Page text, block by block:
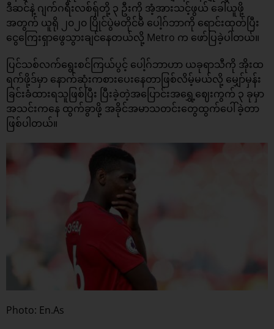
ဒီဆင်နဲ့ ဂျက်ဂရီးလစ်ရှ်တို့ ၃ ဦးကို အံ့အားသင့်ဖွယ် ခေါ်ယူဖို့
အတွက် ယူရို ၂၀၂၀ ပြိုင်ပွဲမတိုင်မီ ပေါ့ဂ်ဘာကို ရောင်းထုတ်ပြီး
ငွေကြေးရှာဖွေသွားချင်နေတယ်လို့ Metro က ဖော်ပြခဲ့ပါတယ်။
ပြင်သစ်လက်ရွေးစင်ကြယ်ပွင့် ပေါ့ဂ်ဘာဟာ ယခုရာသီကို အိုးထ
ရက်ဖို့ဒ်မှာ နောက်ဆုံးကစားပေးနေတာဖြစ်လိမ့်မယ်လို့ မျှော်မှန်း
ခြင်းခံထားရသူဖြစ်ပြီး ပြီးခဲ့တဲ့အပြောင်းအရွှေ့ဈေးကွက် ၃ ခုမှာ
အသင်းကနေ ထွက်ခွာဖို့ အခိုင်အမာသတင်းတွေထွက်ပေါ်ခဲ့တာ
ဖြစ်ပါတယ်။
Photo: En.As